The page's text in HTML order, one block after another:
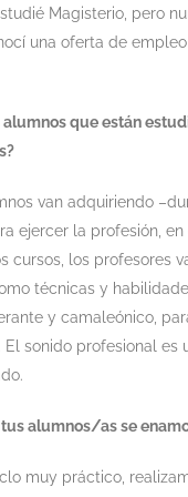
Magisterio, pero
una oferta de
que están
van adquiriendo
ejercer la profesión,
cursos, los profesores
técnicas y
y camaleónico,
sonido profesional es
alumnos/as se
muy práctico,